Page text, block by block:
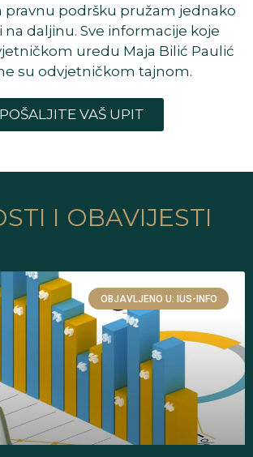
pravnu podršku pružam jednako
na daljinu. Sve informacije koje
uredu Maja Bilić Paulić
su odvjetničkom tajnom.
POŠALJITE VAŠ UPIT
I OBAVIJESTI
OBJAVLJENO U: IUS-INFO